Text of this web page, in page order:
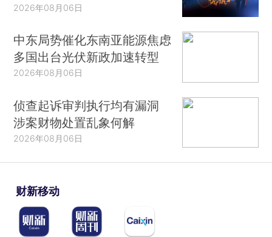
2026年08月06日
中东局势催化东南亚能源焦虑
多国出台光伏新政加速转型
2026年08月06日
侦查起诉审判执行均有漏洞
涉案财物处置乱象何解
2026年08月06日
财新移动